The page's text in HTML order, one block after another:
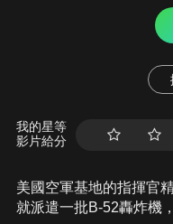
我的星等
影片給分
美國空軍基地的指揮官
就派遣一批B-52轟炸機